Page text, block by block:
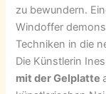
zu bewundern.
Windoffer
Techniken in die
Die Künstlerin
mit der Gelplatte